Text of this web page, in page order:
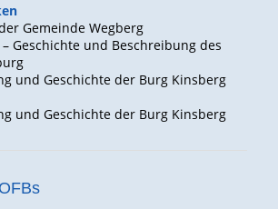
Gemeinde Wegberg
Geschichte und Beschreibung des
und Geschichte der Burg Kinsberg
und Geschichte der Burg Kinsberg